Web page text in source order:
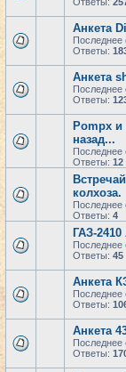
Анкета
Последнее
Ответы:
Анкета
Последнее
Ответы:
Pompx и
назад...
Последнее
Ответы: 12
колхоза.
Последнее
Ответы: 4
ГАЗ-
Последнее
Ответы: 45
Анкета
Последнее
Ответы:
Анкета
Последнее
Ответы: